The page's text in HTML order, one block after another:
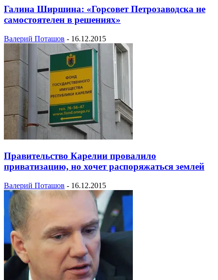
Галина Ширшина: «Горсовет Петрозаводска не
самостоятелен в решениях»
Валерий Поташов - 16.12.2015
Правительство Карелии провалило
приватизацию, но хочет распоряжаться землей
Валерий Поташов - 16.12.2015